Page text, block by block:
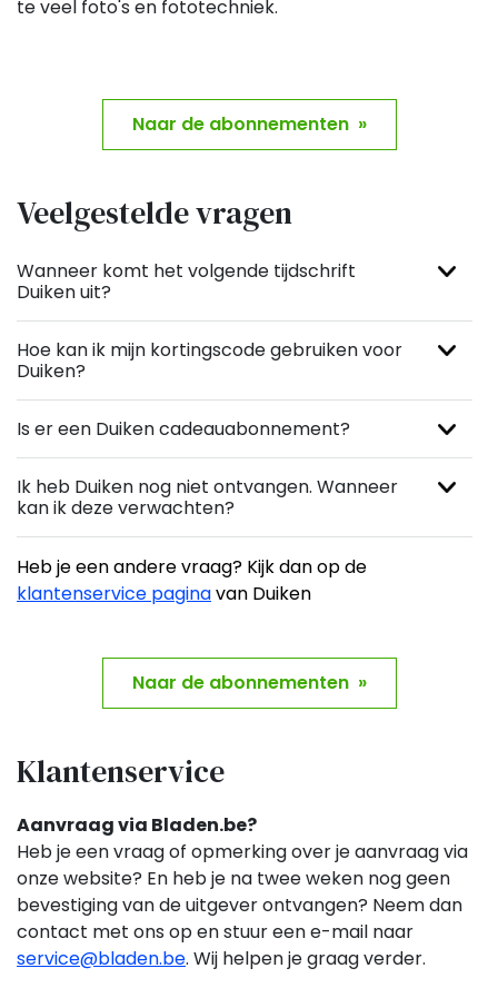
te veel foto's en fototechniek.
Naar de abonnementen »
Veelgestelde vragen
Wanneer komt het volgende tijdschrift
Duiken uit?
Hoe kan ik mijn kortingscode gebruiken voor
Duiken?
Is er een Duiken cadeauabonnement?
Ik heb Duiken nog niet ontvangen. Wanneer
kan ik deze verwachten?
Heb je een andere vraag? Kijk dan op de
klantenservice paginavan Duiken
Naar de abonnementen »
Klantenservice
Aanvraag via Bladen.be?
Heb je een vraag of opmerking over je aanvraag via
onze website? En heb je na twee weken nog geen
bevestiging van de uitgever ontvangen? Neem dan
contact met ons op en stuur een e-mail naar
service@bladen.be. Wij helpen je graag verder.